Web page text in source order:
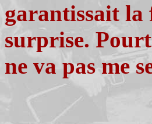
garantissait la
surprise.
ne va pas me